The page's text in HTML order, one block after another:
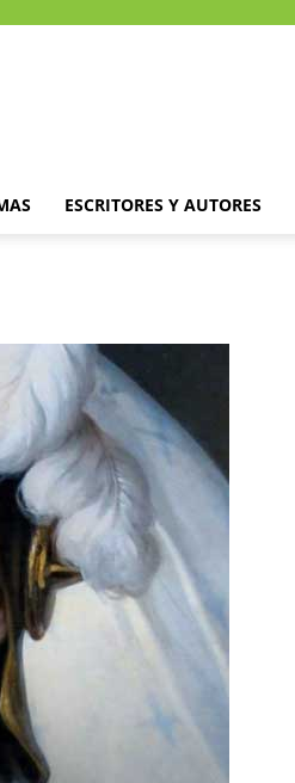
ESCRITORES Y AUTORES